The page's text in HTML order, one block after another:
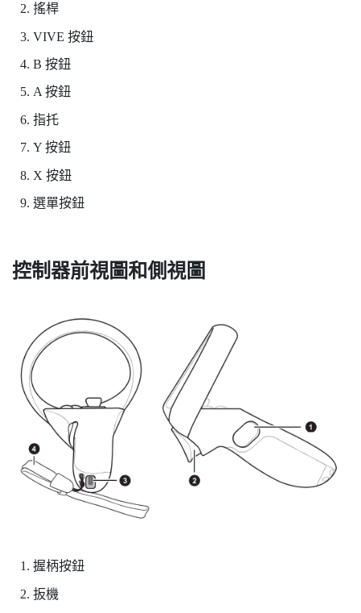
搖桿
VIVE 按鈕
B 按鈕
A按鈕
指托
Y按鈕
X 按鈕
選單按鈕
控制器前視圖和側視圖
握柄按鈕
扳機